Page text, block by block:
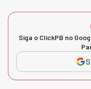
Siga o ClickPB no